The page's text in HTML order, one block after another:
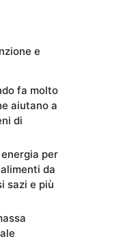
e
fa molto
aiutano a
di
per
da
sazi e più